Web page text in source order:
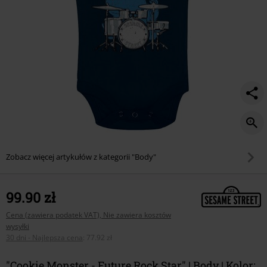
Zobacz więcej artykułów z kategorii "Body"
99.90 zł
Cena (zawiera podatek VAT), Nie zawiera kosztów
wysyłki
30 dni - Najlepsza cena
77.92 zł